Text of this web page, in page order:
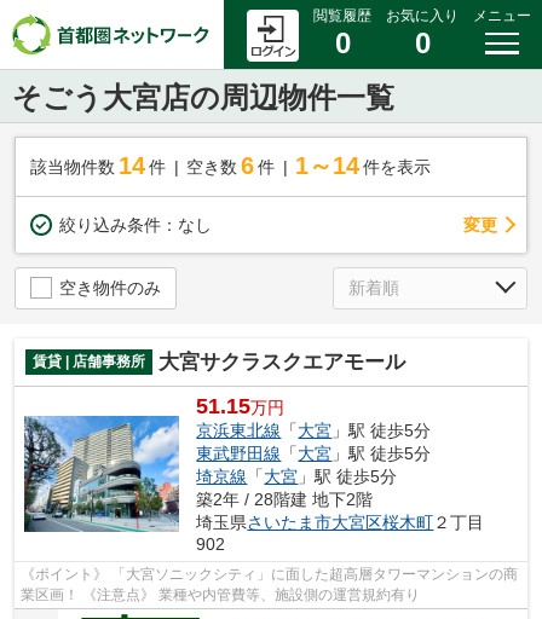
閲覧履歴
0
お気に入り
0
メニュー
そごう大宮店の周辺物件一覧
該当物件数 14件 空き数 6 件 1～14 件を表示
絞り込み条件： なし 変更
空き物件のみ
賃貸 | 店舗事務所 大宮サクラスクエアモール
51.15万円
京浜東北線 「大宮 」駅 徒歩5分
東武野田線 「大宮 」駅 徒歩5分
埼京線 「大宮 」駅 徒歩5分
築2年 / 28階建 地下2階
埼玉県さいたま市大宮区桜木町２丁目
902
《ポイント》 「大宮ソニックシティ」に面した超高層タワーマンションの商
業区画！ 《注意点》 業種や内管費等、施設側の運営規約有り